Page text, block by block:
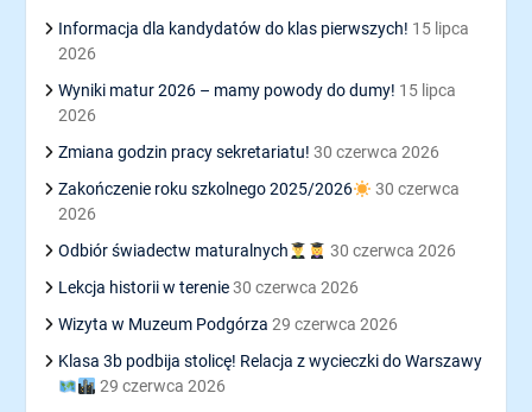
Informacja dla kandydatów do klas pierwszych! 15 lipca
2026
Wyniki matur 2026 – mamy powody do dumy! 15 lipca
2026
Zmiana godzin pracy sekretariatu! 30 czerwca 2026
Zakończenie roku szkolnego 2025/2026
30 czerwca
2026
Odbiór świadectw maturalnych
30 czerwca 2026
Lekcja historii w terenie 30 czerwca 2026
Wizyta w Muzeum Podgórza 29 czerwca 2026
Klasa 3b podbija stolicę! Relacja z wycieczki do Warszawy
29 czerwca 2026